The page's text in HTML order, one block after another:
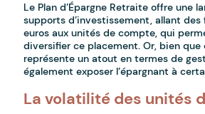
Le Plan d’Épargne Retraite offre une
supports d’investissement, allant des
euros aux unités de compte, qui
diversifier ce placement. Or, bien
représente un atout en termes de
également exposer l’épargnant à
La volatilité des unités